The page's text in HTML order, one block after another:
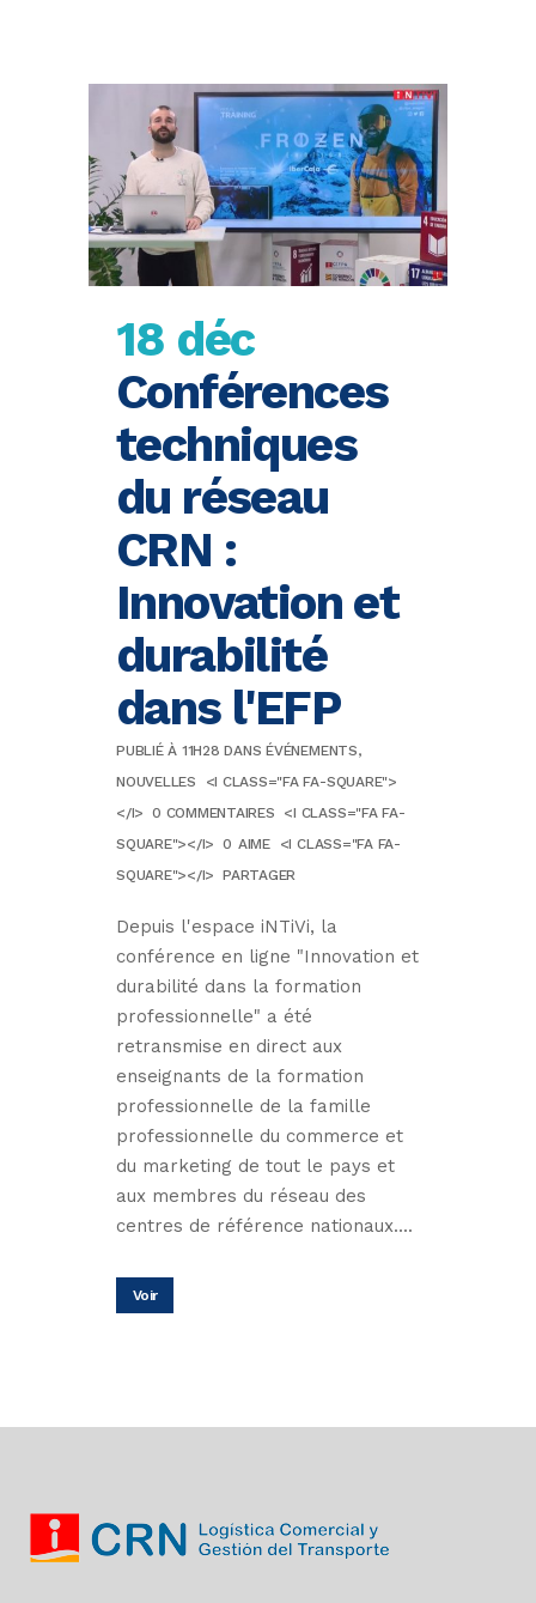
18 déc
Conférences
techniques
du réseau
CRN :
Innovation et
durabilité
dans l'EFP
PUBLIÉ À 11H28 DANSÉVÉNEMENTS,
NOUVELLES
<I CLASS="FA FA-SQUARE">
</I> 0 COMMENTAIRES
<I CLASS="FA FA-
SQUARE"></I> 0 AIME
<I CLASS="FA FA-
SQUARE"></I> PARTAGER
Depuis l'espace iNTiVi, la
conférence en ligne "Innovation et
durabilité dans la formation
professionnelle" a été
retransmise en direct aux
enseignants de la formation
professionnelle de la famille
professionnelle du commerce et
du marketing de tout le pays et
aux membres du réseau des
centres de référence nationaux....
Voir